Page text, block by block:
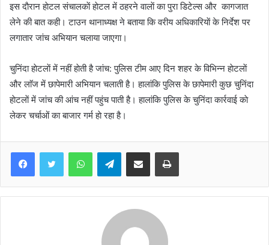
इस दाैरान हाेटल संचालकाें हाेटल में ठहरने वालाें का पुरा डिटेल्स और कागजात
लेने की बात कही। टाउन थानाध्यक्ष ने बताया कि वरीय अधिकारियाें के निर्देश पर
लगातार जांच अभियान चलाया जाएगा।
चुनिंदा हाेटलाें में नहीं हाेती है जांच: पुलिस टीम आए दिन शहर के विभिन्न हाेटलाें
और लाॅज में छापेमारी अभियान चलाती है। हालांकि पुलिस के छापेमारी कुछ चुनिंदा
हाेटलाें में जांच की आंच नहीं पहुंच पाती है। हालांकि पुलिस के चुनिंदा कार्रवाई काे
लेकर चर्चाओं का बाजार गर्म हाे रहा है।
Telegram